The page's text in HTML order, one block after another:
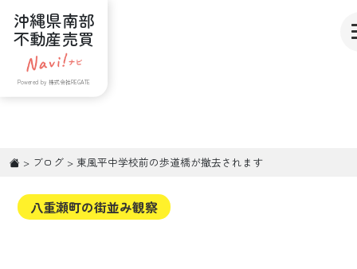
沖縄県南部
不動産売買
Powered by 株式会社REGATE
> ブログ > 東風平中学校前の歩道橋が撤去されます
八重瀬町の街並み観察